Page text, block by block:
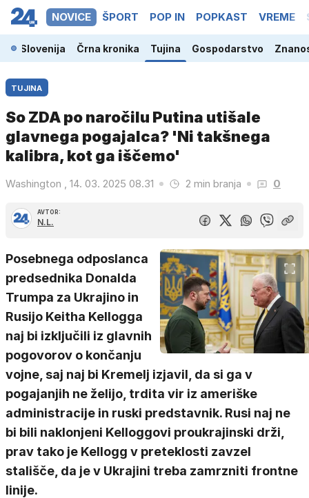
NOVICE ŠPORT POP IN POPKAST VREME
Slovenija Črna kronika Tujina Gospodarstvo
TUJINA
So ZDA po naročilu Putina utišale
glavnega pogajalca? 'Ni takšnega
kalibra, kot ga iščemo'
Washington , 14. 03. 2025 08.31 2 min branja 0
AVTOR:
N.L.
Posebnega odposlanca
predsednika Donalda
Trumpa za Ukrajino in
Rusijo Keitha Kellogga
naj bi izključili iz glavnih
pogovorov o končanju
vojne, saj naj bi Kremelj izjavil, da si ga v
pogajanjih ne želijo, trdita vir iz ameriške
administracije in ruski predstavnik. Rusi naj ne
bi bili naklonjeni Kelloggovi proukrajinski drži,
prav tako je Kellogg v preteklosti zavzel
stališče, da je v Ukrajini treba zamrzniti frontne
linije.